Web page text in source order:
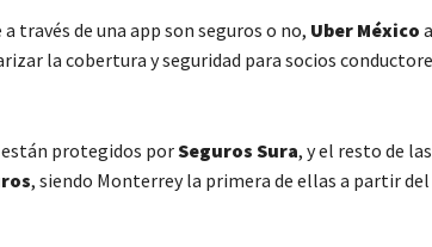
través de una app son seguros o no, Uber México
la cobertura y seguridad para socios
están protegidos porSeguros Sura, y el resto de
, siendo Monterrey la primera de ellas a partir del